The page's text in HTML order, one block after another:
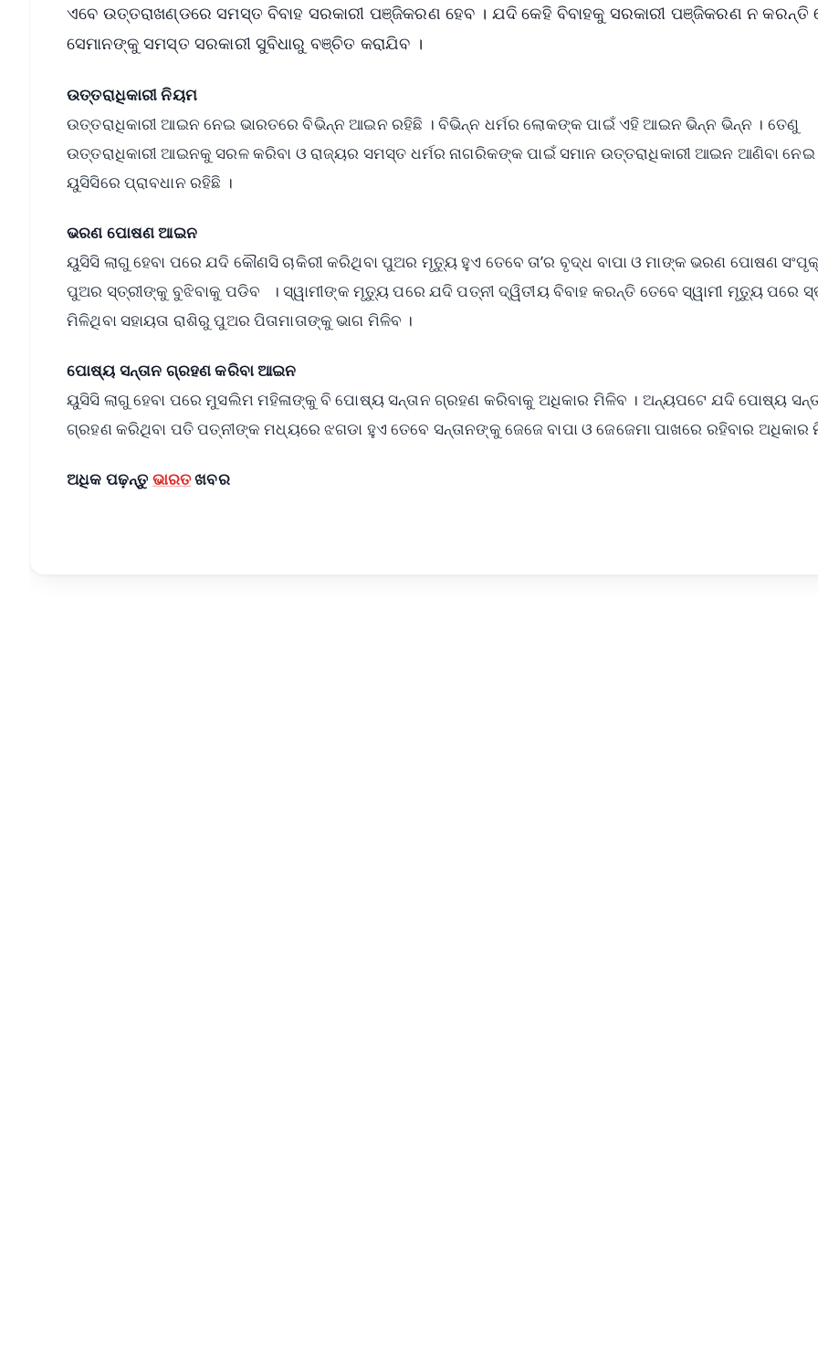
ଏବେ ଉତ୍ତରାଖଣ୍ଡରେ ସମସ୍ତ ବିବାହ ସରକାରୀ ପଞ୍ଜିକରଣ ହେବ । ଯଦି କେହି ବିବାହକୁ ସରକାରୀ ପଞ୍ଜିକରଣ ନ କରନ୍ତି
ସେମାନଙ୍କୁ ସମସ୍ତ ସରକାରୀ ସୁବିଧାରୁ ବଞ୍ଚିତ କରାଯିବ ।
ଉତ୍ତରାଧିକାରୀ ନିୟମ
ଉତ୍ତରାଧିକାରୀ ଆଇନ ନେଇ ଭାରତରେ ବିଭିନ୍ନ ଆଇନ ରହିଛି । ବିଭିନ୍ନ ଧର୍ମର ଲୋକଙ୍କ ପାଇଁ ଏହି ଆଇନ ଭିନ୍ନ ଭିନ୍ନ । ତେଣୁ
ଉତ୍ତରାଧିକାରୀ ଆଇନକୁ ସରଳ କରିବା ଓ ରାଜ୍ୟର ସମସ୍ତ ଧର୍ମର ନାଗରିକଙ୍କ ପାଇଁ ସମାନ ଉତ୍ତରାଧିକାରୀ ଆଇନ ଆଣିବା ନେଇ
ୟୁସିସିରେ ପ୍ରାବଧାନ ରହିଛି ।
ଭରଣ ପୋଷଣ ଆଇନ
ୟୁସିସି ଲାଗୁ ହେବା ପରେ ଯଦି କୌଣସି ଚାକିରୀ କରିଥିବା ପୁଅର ମୃତ୍ୟୁ ହୁଏ ତେବେ ତା’ର ବୃଦ୍ଧ ବାପା ଓ ମାଙ୍କ ଭରଣ ପୋଷଣ
ପୁଅର ସ୍ତ୍ରୀଙ୍କୁ ବୁଝିବାକୁ ପଡିବ । ସ୍ୱାମୀଙ୍କ ମୃତ୍ୟୁ ପରେ ଯଦି ପତ୍ନୀ ଦ୍ୱିତୀୟ ବିବାହ କରନ୍ତି ତେବେ ସ୍ୱାମୀ ମୃତ୍ୟୁ ପରେ
ମିଳିଥିବା ସହାୟତା ରାଶିରୁ ପୁଅର ପିତାମାତାଙ୍କୁ ଭାଗ ମିଳିବ ।
ପୋଷ୍ୟ ସନ୍ତାନ ଗ୍ରହଣ କରିବା ଆଇନ
ୟୁସିସି ଲାଗୁ ହେବା ପରେ ମୁସଲିମ ମହିଳାଙ୍କୁ ବି ପୋଷ୍ୟ ସନ୍ତାନ ଗ୍ରହଣ କରିବାକୁ ଅଧିକାର ମିଳିବ । ଅନ୍ୟପଟେ ଯଦି ପୋଷ୍ୟ
ଗ୍ରହଣ କରିଥିବା ପତି ପତ୍ନୀଙ୍କ ମଧ୍ୟରେ ଝଗଡା ହୁଏ ତେବେ ସନ୍ତାନଙ୍କୁ ଜେଜେ ବାପା ଓ ଜେଜେମା ପାଖରେ ରହିବାର ଅଧିକାର
ଅଧିକ ପଢ଼ନ୍ତୁ ଭାରତଖବର